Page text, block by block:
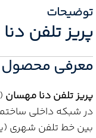
توضیحات
پریز تلفن
معرفی محصول
پریز تلفن دنا مهسان
در شبکه داخلی
بین خط تلفن شهری